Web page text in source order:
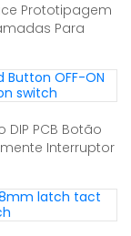
Prototipagem
Para
DIP PCB Botão
Interruptor